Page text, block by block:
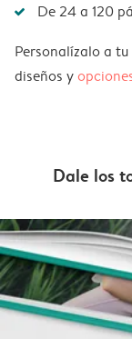
De 24 a 120
Personalízalo a
diseños y
Dale los